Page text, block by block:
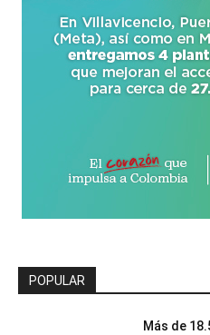
POPULAR
Más de